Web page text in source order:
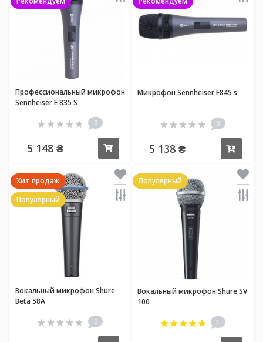
Профессиональный микрофон
Sennheiser E 835 S
0
5 148 ₴
Микрофон Sennheiser E845 s
0
5 138 ₴
Хит продаж
Популярный
Вокальный микрофон Shure
Beta 58A
0
Популярный
Вокальный микрофон Shure SV
100
1